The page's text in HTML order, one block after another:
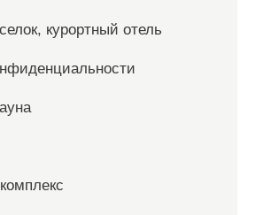
курортный отель